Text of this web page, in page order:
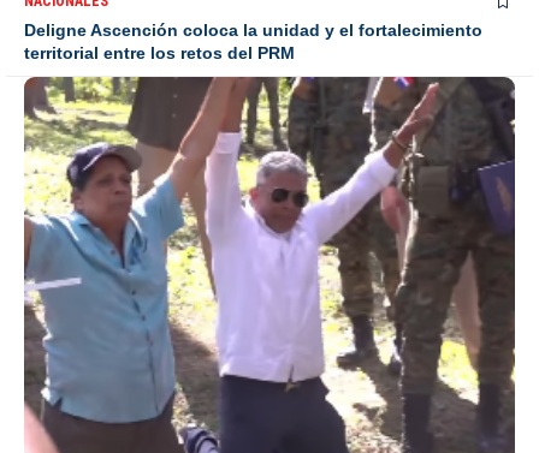
Deligne Ascención coloca la unidad y el fortalecimiento
territorial entre los retos del PRM